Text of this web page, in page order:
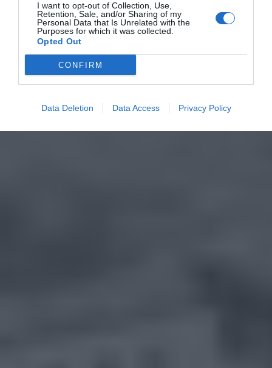
I want to opt-out of Collection, Use,
Retention, Sale, and/or Sharing of my
Personal Data that Is Unrelated with the
Purposes for which it was collected.
Opted Out
CONFIRM
Data Deletion Data Access Privacy Policy